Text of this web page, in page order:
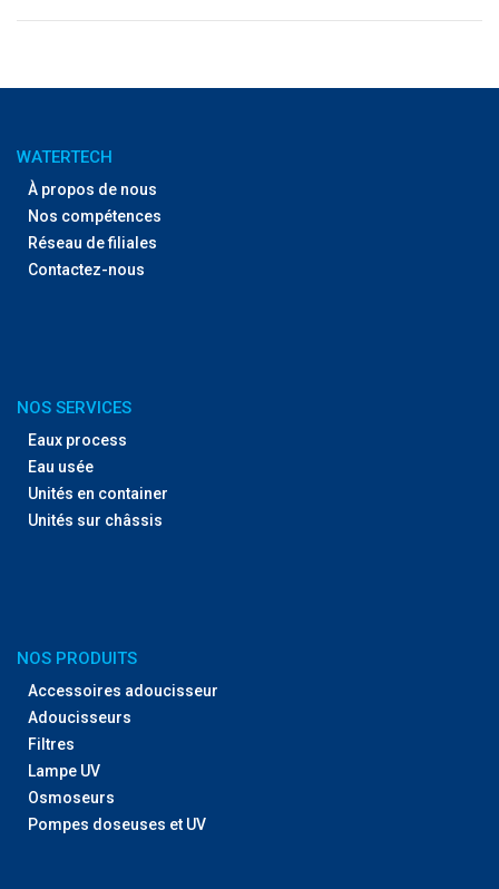
WATERTECH
À propos de nous
Nos compétences
Réseau de filiales
Contactez-nous
NOS SERVICES
Eaux process
Eau usée
Unités en container
Unités sur châssis
NOS PRODUITS
Accessoires adoucisseur
Adoucisseurs
Filtres
Lampe UV
Osmoseurs
Pompes doseuses et UV